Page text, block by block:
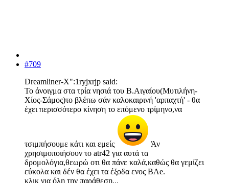
#709
Dreamliner-X":1ryjxrjp said:
Το άνοιγμα στα τρία νησιά του Β.Αιγαίου(Μυτιλήνη-
Χίος-Σάμος)το βλέπω σάν καλοκαιρινή 'αρπαχτή' - θα
έχει περισσότερο κίνηση το επόμενο τρίμηνο,να
τσιμπήσουμε κάτι και εμείς
Άν
χρησιμοποιήσουν το atr42 για αυτά τα
δρομολόγια,θεωρώ οτι θα πάνε καλά,καθώς θα γεμίζει
εύκολα και δέν θα έχει τα έξοδα ενος BAe.
κλικ για όλη την παράθεση...